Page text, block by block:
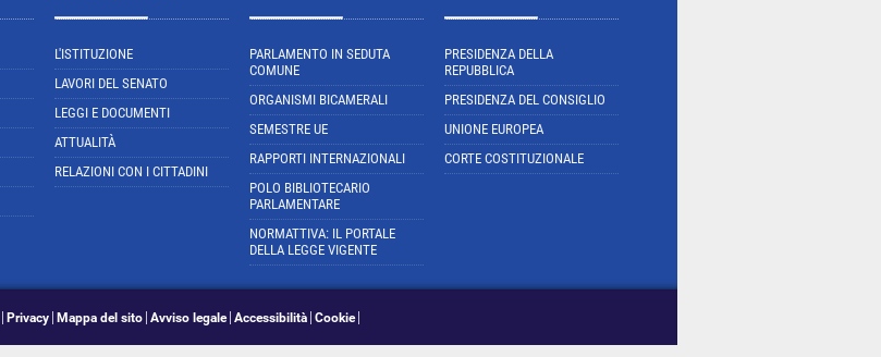
L'ISTITUZIONE
LAVORI DEL SENATO
LEGGI E DOCUMENTI
ATTUALITÀ
RELAZIONI CON I CITTADINI
PARLAMENTO IN SEDUTA
COMUNE
ORGANISMI BICAMERALI
SEMESTRE UE
RAPPORTI INTERNAZIONALI
POLO BIBLIOTECARIO
PARLAMENTARE
NORMATTIVA: IL PORTALE
DELLA LEGGE VIGENTE
PRESIDENZA DELLA
REPUBBLICA
PRESIDENZA DEL CONSIGLIO
UNIONE EUROPEA
CORTE COSTITUZIONALE
Privacy Mappa del sito Avviso legale Accessibilità Cookie